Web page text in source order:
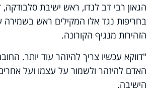
הגאון רבי דב לנדו, ראש ישיבת סלבודקה,
בחריפות נגד אלו המקילים ראש בשמירה
הזהירות מנגיף הקורונה.
"דווקא עכשיו צריך להיזהר עוד יותר.
האדם להיזהר ולשמור על עצמו ועל
הישיבה.